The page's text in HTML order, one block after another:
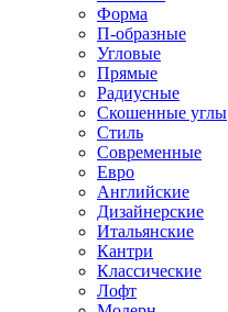
Форма
П-образные
Угловые
Прямые
Радиусные
Скошенные углы
Стиль
Современные
Евро
Английские
Дизайнерские
Итальянские
Кантри
Классические
Лофт